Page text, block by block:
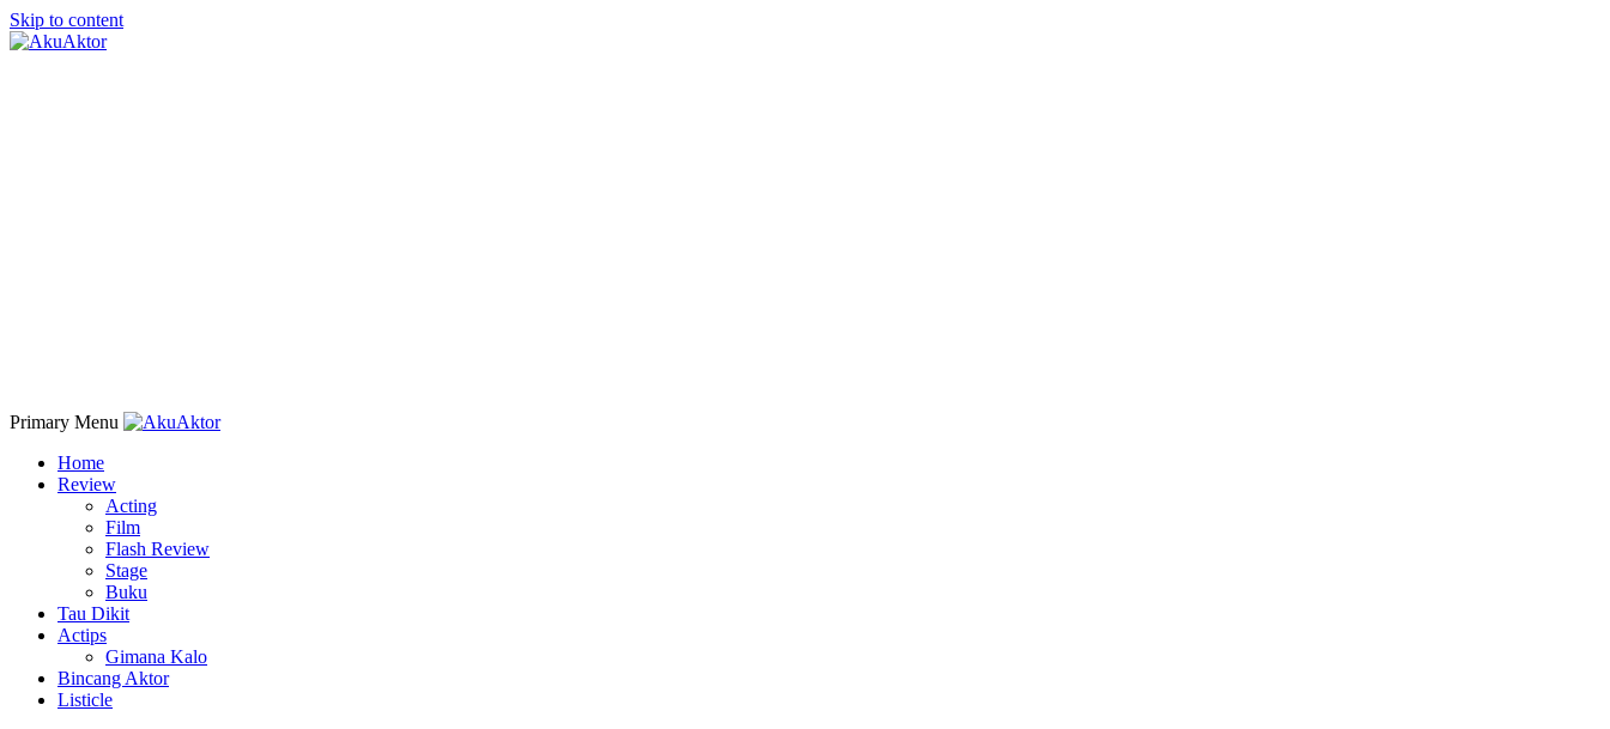
Skip to content
Primary Menu
Home
Review
Acting
Film
Flash Review
Stage
Buku
Tau Dikit
Actips
Gimana Kalo
Bincang Aktor
Listicle